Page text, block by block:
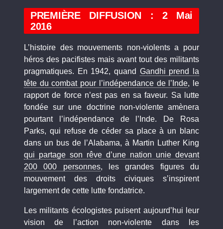
PREMIÈRE DIFFUSION : 2 Mai
2016
L’histoire des mouvements non-violents a pour
héros des pacifistes mais avant tout des militants
pragmatiques. En 1942, quand Gandhi prend la
tête du combat pour l’indépendance de l’Inde, le
rapport de force n’est pas en sa faveur. Sa lutte
fondée sur une doctrine non-violente amènera
pourtant l’indépendance de l’Inde. De Rosa
Parks, qui refuse de céder sa place à un blanc
dans un bus de l’Alabama, à Martin Luther King
qui partage son rêve d’une nation unie devant
200 000 personnes, les grandes figures du
mouvement des droits civiques s’inspirent
largement de cette lutte fondatrice.
Les militants écologistes puisent aujourd’hui leur
vision de l’action non-violente dans les